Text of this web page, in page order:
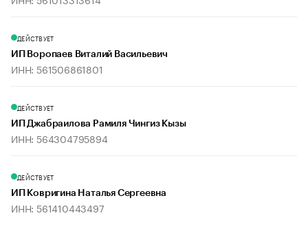
ДЕЙСТВУЕТ
ИП Воропаев Виталий Васильевич
ИНН: 561506861801
ДЕЙСТВУЕТ
ИП Джабраилова Рамиля Чингиз Кызы
ИНН: 564304795894
ДЕЙСТВУЕТ
ИП Ковригина Наталья Сергеевна
ИНН: 561410443497